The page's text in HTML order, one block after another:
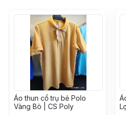
Áo thun cổ trụ bẻ Polo
Vàng Bò | CS Poly